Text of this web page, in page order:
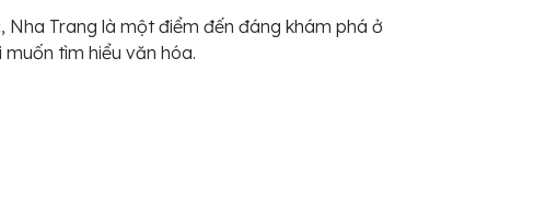
Trang là một điểm đến đáng khám phá ở
tìm hiểu văn hóa.